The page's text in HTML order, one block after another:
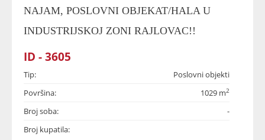
NAJAM, POSLOVNI OBJEKAT/HALA U
INDUSTRIJSKOJ ZONI RAJLOVAC!!
ID - 3605
Tip:
Poslovni objekti
Površina:
1029 m2
Broj soba:
-
Broj kupatila: